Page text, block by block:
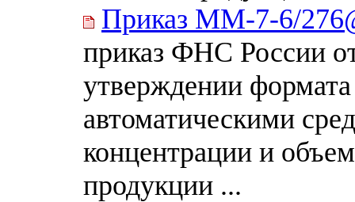
Приказ ММ-7-6/
приказ ФНС России
утверждении
автоматическими
концентрации и
продукции ...